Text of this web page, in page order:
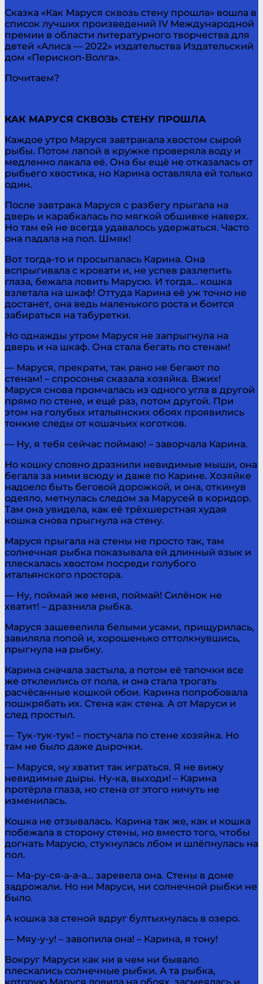
Сказка «Как Маруся сквозь стену прошла» вошла в
список лучших произведений IV Международной
премии в области литературного творчества для
детей «Алиса — 2022» издательства Издательский
дом «Перископ-Волга».
Почитаем?
КАК МАРУСЯ СКВОЗЬ СТЕНУ ПРОШЛА
Каждое утро Маруся завтракала хвостом сырой
рыбы. Потом лапой в кружке проверяла воду и
медленно лакала её. Она бы ещё не отказалась от
рыбьего хвостика, но Карина оставляла ей только
один.
После завтрака Маруся с разбегу прыгала на
дверь и карабкалась по мягкой обшивке наверх.
Но там ей не всегда удавалось удержаться. Часто
она падала на пол. Шмяк!
Вот тогда-то и просыпалась Карина. Она
вспрыгивала с кровати и, не успев разлепить
глаза, бежала ловить Марусю. И тогда… кошка
взлетала на шкаф! Оттуда Карина её уж точно не
достанет, она ведь маленького роста и боится
забираться на табуретки.
Но однажды утром Маруся не запрыгнула на
дверь и на шкаф. Она стала бегать по стенам!
— Маруся, прекрати, так рано не бегают по
стенам! – спросонья сказала хозяйка. Вжих!
Маруся снова промчалась из одного угла в другой
прямо по стене, и ещё раз, потом другой. При
этом на голубых итальянских обоях проявились
тонкие следы от кошачьих коготков.
— Ну, я тебя сейчас поймаю! – заворчала Карина.
Но кошку словно дразнили невидимые мыши, она
бегала за ними всюду и даже по Карине. Хозяйке
надоело быть беговой дорожкой, и она, откинув
одеяло, метнулась следом за Марусей в коридор.
Там она увидела, как её трёхшерстная худая
кошка снова прыгнула на стену.
Маруся прыгала на стены не просто так, там
солнечная рыбка показывала ей длинный язык и
плескалась хвостом посреди голубого
итальянского простора.
— Ну, поймай же меня, поймай! Силёнок не
хватит! – дразнила рыбка.
Маруся зашевелила белыми усами, прищурилась,
завиляла попой и, хорошенько оттолкнувшись,
прыгнула на рыбку.
Карина сначала застыла, а потом её тапочки все
же отклеились от пола, и она стала трогать
расчёсанные кошкой обои. Карина попробовала
пошкрябать их. Стена как стена. А от Маруси и
след простыл.
— Тук-тук-тук! – постучала по стене хозяйка. Но
там не было даже дырочки.
— Маруся, ну хватит так играться. Я не вижу
невидимые дыры. Ну-ка, выходи! – Карина
протёрла глаза, но стена от этого ничуть не
изменилась.
Кошка не отзывалась. Карина так же, как и кошка
побежала в сторону стены, но вместо того, чтобы
догнать Марусю, стукнулась лбом и шлёпнулась на
пол.
— Ма-ру-ся-а-а-а… заревела она. Стены в доме
задрожали. Но ни Маруси, ни солнечной рыбки не
было.
А кошка за стеной вдруг бултыхнулась в озеро.
— Мяу-у-у! – завопила она! – Карина, я тону!
Вокруг Маруси как ни в чем ни бывало
плескались солнечные рыбки. А та рыбка,